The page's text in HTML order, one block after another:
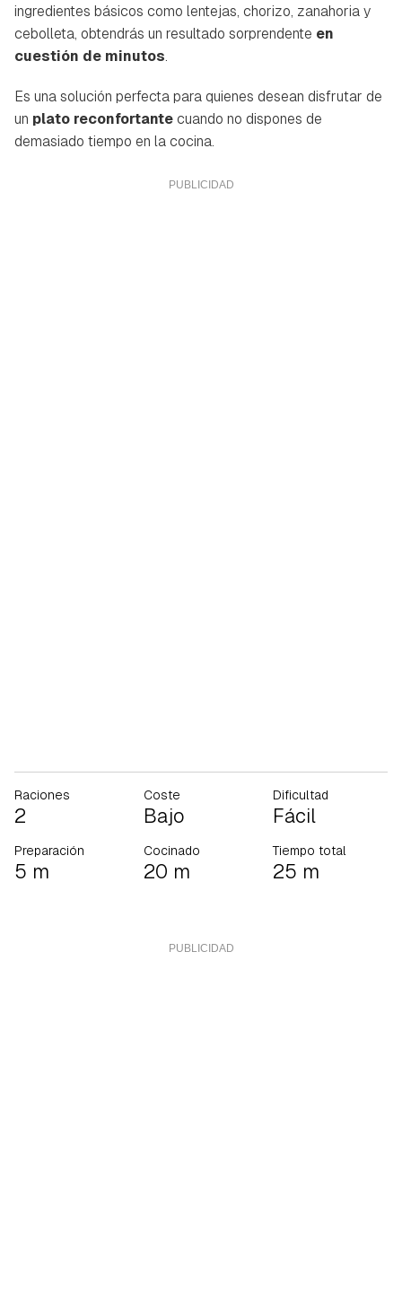
ingredientes básicos como lentejas, chorizo, zanahoria y
cebolleta, obtendrás un resultado sorprendente en
cuestión de minutos.
Es una solución perfecta para quienes desean disfrutar de
un plato reconfortantecuando no dispones de
demasiado tiempo en la cocina.
Raciones
2
Coste
Bajo
Dificultad
Fácil
Preparación
5 m
Cocinado
20 m
Tiempo total
25 m